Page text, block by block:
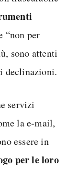
“non per
sono attenti
declinazioni.
servizi
la e-mail,
essere in
per le loro